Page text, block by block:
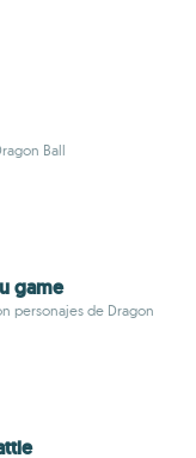
Ball
game
personajes de Dragon